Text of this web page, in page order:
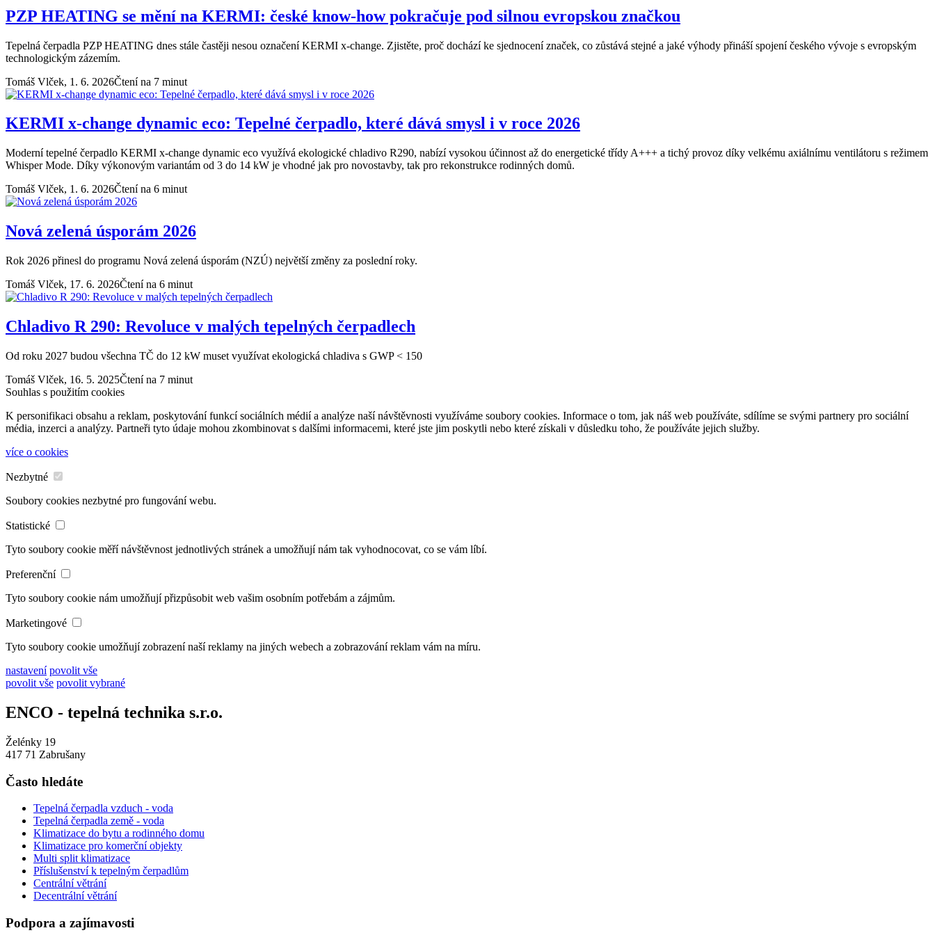
PZP HEATING se mění na KERMI: české know-how pokračuje pod silnou evropskou značkou
Tepelná čerpadla PZP HEATING dnes stále častěji nesou označení KERMI x-change. Zjistěte, proč dochází ke sjednocení značek, co zůstává stejné a jaké výhody přináší spojení českého vývoje s evropským
technologickým zázemím.
Tomáš Vlček, 1. 6. 2026Čtení na 7 minut
KERMI x-change dynamic eco: Tepelné čerpadlo, které dává smysl i v roce 2026
Moderní tepelné čerpadlo KERMI x-change dynamic eco využívá ekologické chladivo R290, nabízí vysokou účinnost až do energetické třídy A+++ a tichý provoz díky velkému axiálnímu ventilátoru s režimem
Whisper Mode. Díky výkonovým variantám od 3 do 14 kW je vhodné jak pro novostavby, tak pro rekonstrukce rodinných domů.
Tomáš Vlček, 1. 6. 2026Čtení na 6 minut
Nová zelená úsporám 2026
Rok 2026 přinesl do programu Nová zelená úsporám (NZÚ) největší změny za poslední roky.
Tomáš Vlček, 17. 6. 2026Čtení na 6 minut
Chladivo R 290: Revoluce v malých tepelných čerpadlech
Od roku 2027 budou všechna TČ do 12 kW muset využívat ekologická chladiva s GWP < 150
Tomáš Vlček, 16. 5. 2025Čtení na 7 minut
Souhlas s použitím cookies
K personifikaci obsahu a reklam, poskytování funkcí sociálních médií a analýze naší návštěvnosti využíváme soubory cookies. Informace o tom, jak náš web používáte, sdílíme se svými partnery pro sociální
média, inzerci a analýzy. Partneři tyto údaje mohou zkombinovat s dalšími informacemi, které jste jim poskytli nebo které získali v důsledku toho, že používáte jejich služby.
více o cookies
Nezbytné
Soubory cookies nezbytné pro fungování webu.
Statistické
Tyto soubory cookie měří návštěvnost jednotlivých stránek a umožňují nám tak vyhodnocovat, co se vám líbí.
Preferenční
Tyto soubory cookie nám umožňují přizpůsobit web vašim osobním potřebám a zájmům.
Marketingové
Tyto soubory cookie umožňují zobrazení naší reklamy na jiných webech a zobrazování reklam vám na míru.
nastavení povolit vše
povolit vše povolit vybrané
ENCO - tepelná technika s.r.o.
Želénky 19
417 71 Zabrušany
Často hledáte
Tepelná čerpadla vzduch - voda
Tepelná čerpadla země - voda
Klimatizace do bytu a rodinného domu
Klimatizace pro komerční objekty
Multi split klimatizace
Příslušenství k tepelným čerpadlům
Centrální větrání
Decentrální větrání
Podpora a zajímavosti